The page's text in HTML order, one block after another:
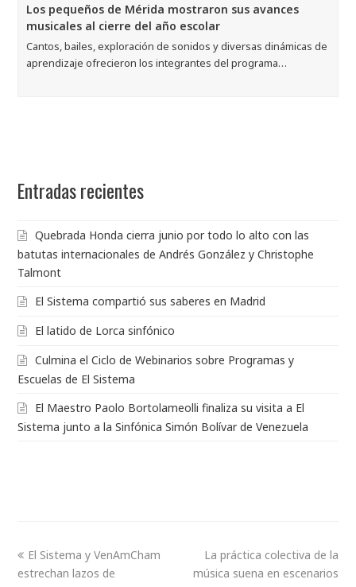
Los pequeños de Mérida mostraron sus avances
musicales al cierre del año escolar
Cantos, bailes, exploración de sonidos y diversas dinámicas de
aprendizaje ofrecieron los integrantes del programa…
Entradas recientes
Quebrada Honda cierra junio por todo lo alto con las
batutas internacionales de Andrés González y Christophe
Talmont
El Sistema compartió sus saberes en Madrid
El latido de Lorca sinfónico
Culmina el Ciclo de Webinarios sobre Programas y
Escuelas de El Sistema
El Maestro Paolo Bortolameolli finaliza su visita a El
Sistema junto a la Sinfónica Simón Bolívar de Venezuela
El Sistema y VenAmCham
estrechan lazos de
La práctica colectiva de la
música suena en escenarios